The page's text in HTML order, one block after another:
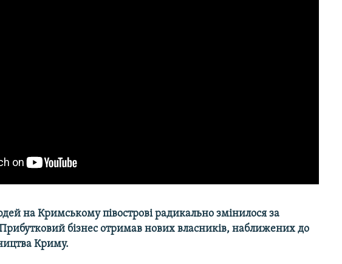
на Кримському півострові радикально змінилося за
бізнес отримав нових власників, наближених до
Криму.